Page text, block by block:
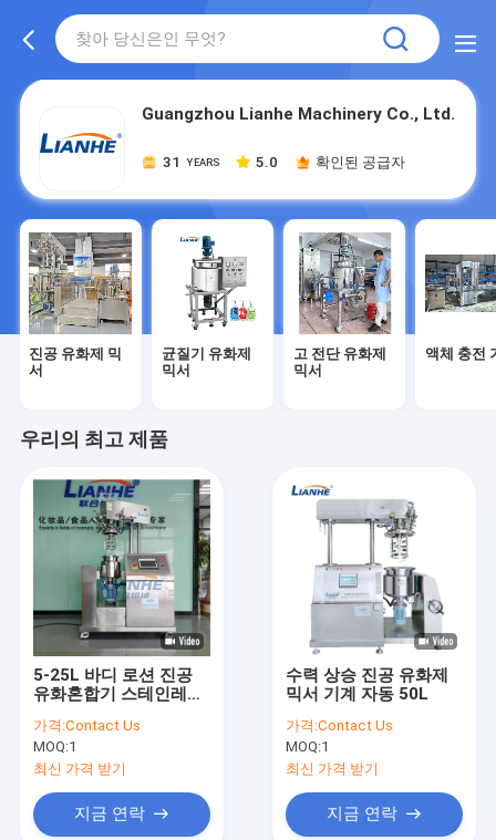
Guangzhou Lianhe Machinery Co., Ltd.
31 YEARS 5.0 확인된 공급자
진공 유화제 믹
서
균질기 유화제
믹서
고 전단 유화제
믹서
액체 충전
우리의 최고 제품
5-25L 바디 로션 진공
유화혼합기 스테인레스
가격:Contact Us
MOQ:1
최신 가격 받기
지금 연락
수력 상승 진공 유화제
믹서 기계 자동 50L
가격:Contact Us
MOQ:1
최신 가격 받기
지금 연락